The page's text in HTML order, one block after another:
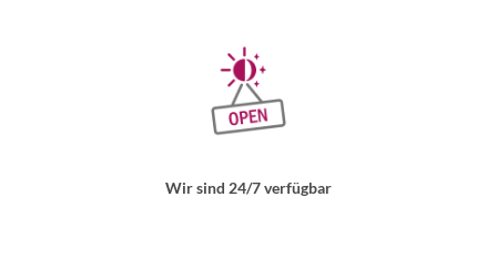
Wir sind 24/7 verfügbar